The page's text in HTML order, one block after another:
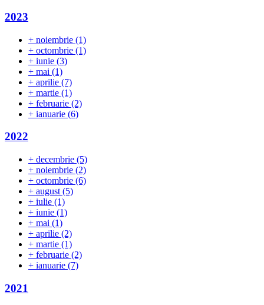
2023
+ noiembrie (1)
+ octombrie (1)
+ iunie (3)
+ mai (1)
+ aprilie (7)
+ martie (1)
+ februarie (2)
+ ianuarie (6)
2022
+ decembrie (5)
+ noiembrie (2)
+ octombrie (6)
+ august (5)
+ iulie (1)
+ iunie (1)
+ mai (1)
+ aprilie (2)
+ martie (1)
+ februarie (2)
+ ianuarie (7)
2021